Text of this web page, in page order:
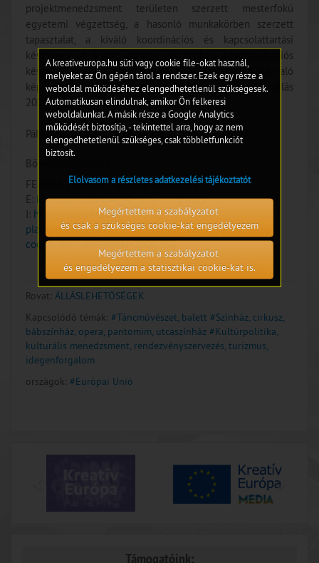
projektmenedzsment területen szerzett mesterfokú
egyetemi végzettség, a hasonló munkakörben szerzett
tapasztalat, a kiváló koordinációs és kapcsolattartási
készségek, a kiváló írásbeli és szóbeli kommunikációs
készség, a proaktivitás, az önálló és csapatmunkára való
képesség, a folyékony angol és francia nyelvtudás. Az állás
2026 szeptemberétől tölthető be.
Pályázati határidő: 2026. június 7.
FEDORA platform; - Kseniia Travnikova
E: kseniia.travnikova@fedora-circle.com
I: https://www.fedora-
platform.com/about/news/transformation-partnerships-
coordinator-september-2026/797
Rovat: ÁLLÁSLEHETŐSÉGEK
Kapcsolódó témák: #Táncművészet, balett #Színház, cirkusz,
bábszínház, opera, pantomim, utcaszínház #Kultúrpolitika,
kulturális menedzsment, rendezvényszervezés, turizmus,
idegenforgalom
országok: #Európai Unió
Támogatóink:
A kreativeuropa.hu süti vagy cookie file-okat használ,
melyeket az Ön gépén tárol a rendszer. Ezek egy része a
weboldal működéséhez elengedhetetlenül szükségesek.
Automatikusan elindulnak, amikor Ön felkeresi
weboldalunkat. A másik része a Google Analytics
működését biztosítja, - tekintettel arra, hogy az nem
elengedhetetlenül szükséges, csak többletfunkciót
biztosít.
Elolvasom a részletes adatkezelési tájékoztatót
Megértettem a szabályzatot
és csak a szükséges cookie-kat engedélyezem
Megértettem a szabályzatot
és engedélyezem a statisztikai cookie-kat is.